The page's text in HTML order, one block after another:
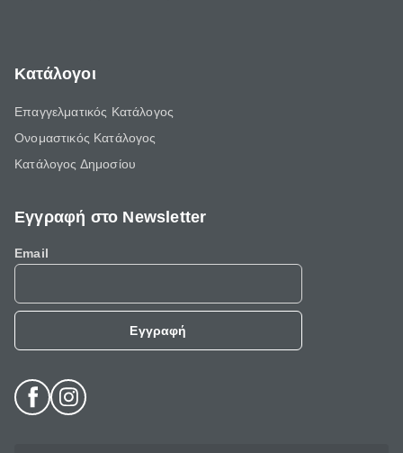
Κατάλογοι
Επαγγελματικός Κατάλογος
Ονομαστικός Κατάλογος
Κατάλογος Δημοσίου
Εγγραφή στο Newsletter
Email
Εγγραφή